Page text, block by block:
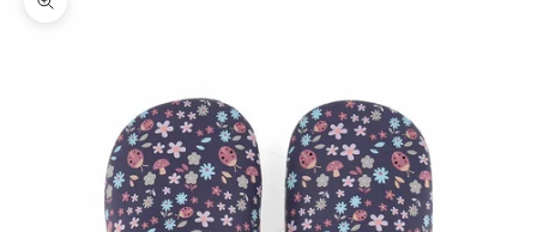
Ingrandisci immagine